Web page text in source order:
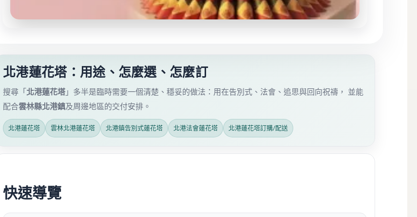
北港蓮花塔：用途、怎麼選、怎麼訂
搜尋「 北港蓮花塔 」多半是臨時需要一個清楚、穩妥的做法：用在告別式、法會、追思與回向祝禱， 並能
配合雲林縣北港鎮及周邊地區的交付安排。
北港蓮花塔 雲林北港蓮花塔 北港鎮告別式蓮花塔 北港法會蓮花塔 北港蓮花塔訂購/配送
快速導覽